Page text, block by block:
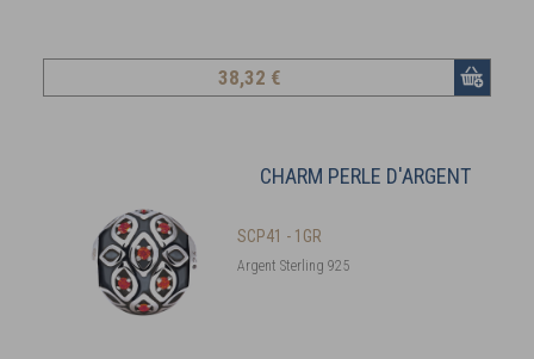
38,32 €
CHARM PERLE D'ARGENT
SCP41 - 1GR
Argent Sterling 925